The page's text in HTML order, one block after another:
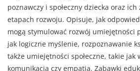
poznawczy i społeczny dziecka oraz
etapach rozwoju. Opisuje, jak
mogą stymulować rozwój umiejętności
jak logiczne myślenie, rozpoznawanie
także umiejętności społeczne, takie jak
komunikacja czy empatia. Zabawki